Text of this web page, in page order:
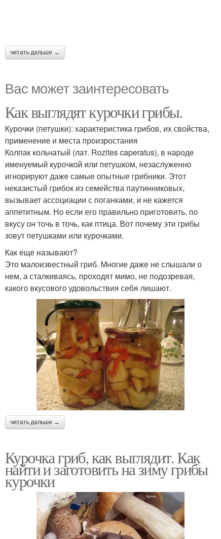
читать дальше →
Вас может заинтересовать
Как выглядят курочки грибы.
Курочки (петушки): характеристика грибов, их свойства,
применение и места произростания
Колпак кольчатый (лат. Rozites caperatus), в народе
именуемый курочкой или петушком, незаслуженно
игнорируют даже самые опытные грибники. Этот
неказистый грибок из семейства паутинниковых,
вызывает ассоциации с поганками, и не кажется
аппетитным. Но если его правильно приготовить, по
вкусу он точь в точь, как птица. Вот почему эти грибы
зовут петушками или курочками.
Как еще называют?
Это малоизвестный гриб. Многие даже не слышали о
нем, а сталкиваясь, проходят мимо, не подозревая,
какого вкусового удовольствия себя лишают.
читать дальше →
Курочка гриб, как выглядит. Как
найти и заготовить на зиму грибы
курочки